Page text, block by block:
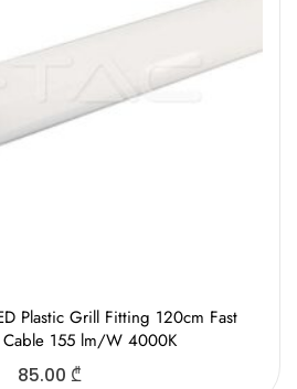
Plastic Grill Fitting 120cm Fast
155 lm/W 4000K
85.00 ₾